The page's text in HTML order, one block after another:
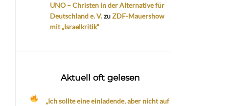
UNO – Christen in der Alternative für
Deutschland e. V.zuZDF-Mauershow
mit „Israelkritik“
Aktuell oft gelesen
„Ich sollte eine einladende, aber nicht auf